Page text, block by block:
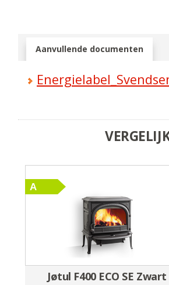
Aanvullende documenten
Jøtul F400 ECO SE Zwart